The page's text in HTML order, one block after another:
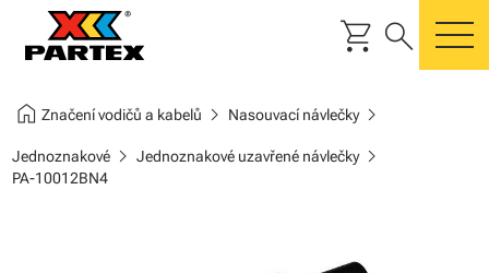
shopping_cart search
home Značení vodičů a kabelů chevron_right Nasouvací návlečkychevron_right
Jednoznakovéchevron_right Jednoznakové uzavřené návlečkychevron_right
PA-10012BN4